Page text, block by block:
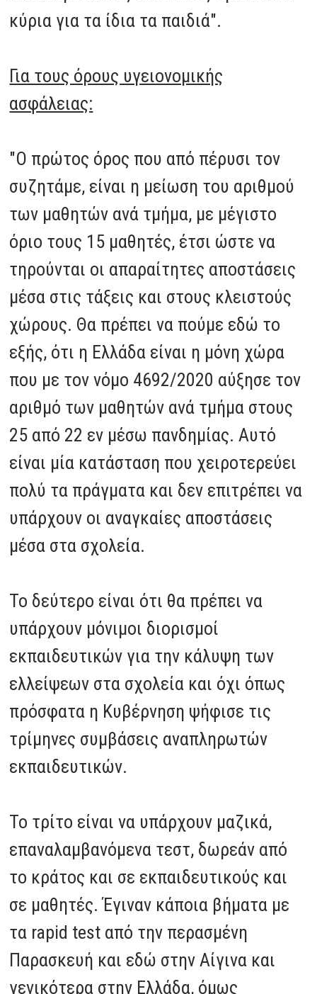
κύρια για τα ίδια τα παιδιά".
Για τους όρους υγειονομικής
ασφάλειας:
"Ο πρώτος όρος που από πέρυσι τον
συζητάμε, είναι η μείωση του αριθμού
των μαθητών ανά τμήμα, με μέγιστο
όριο τους 15 μαθητές, έτσι ώστε να
τηρούνται οι απαραίτητες αποστάσεις
μέσα στις τάξεις και στους κλειστούς
χώρους. Θα πρέπει να πούμε εδώ το
εξής, ότι η Ελλάδα είναι η μόνη χώρα
που με τον νόμο 4692/2020 αύξησε τον
αριθμό των μαθητών ανά τμήμα στους
25 από 22 εν μέσω πανδημίας. Αυτό
είναι μία κατάσταση που χειροτερεύει
πολύ τα πράγματα και δεν επιτρέπει να
υπάρχουν οι αναγκαίες αποστάσεις
μέσα στα σχολεία.
Το δεύτερο είναι ότι θα πρέπει να
υπάρχουν μόνιμοι διορισμοί
εκπαιδευτικών για την κάλυψη των
ελλείψεων στα σχολεία και όχι όπως
πρόσφατα η Κυβέρνηση ψήφισε τις
τρίμηνες συμβάσεις αναπληρωτών
εκπαιδευτικών.
Το τρίτο είναι να υπάρχουν μαζικά,
επαναλαμβανόμενα τεστ, δωρεάν από
το κράτος και σε εκπαιδευτικούς και
σε μαθητές. Έγιναν κάποια βήματα με
τα rapid test από την περασμένη
Παρασκευή και εδώ στην Αίγινα και
γενικότερα στην Ελλάδα, όμως